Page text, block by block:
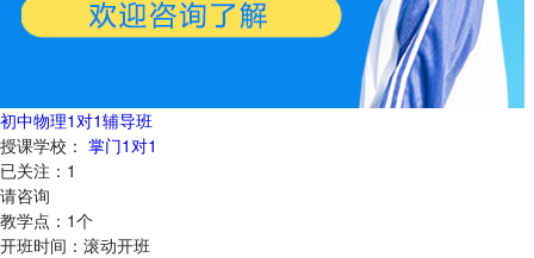
初中物理1对1辅导班
授课学校： 掌门1对1
已关注： 1
请咨询
教学点： 1个
开班时间： 滚动开班